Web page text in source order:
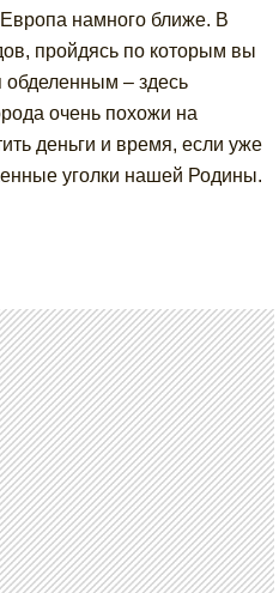
намного ближе. В
пройдясь по которым вы
обделенным – здесь
очень похожи на
деньги и время, если уже
уголки нашей Родины.